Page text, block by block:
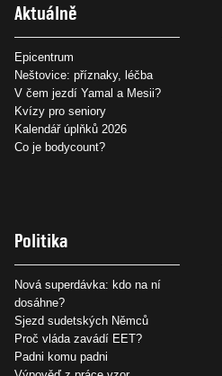
Aktuálně
Epicentrum
Neštovice: příznaky, léčba
V čem jezdí Yamal a Mesii?
Kvízy pro seniory
Kalendář úplňků 2026
Co je bodycount?
Politika
Nová superdávka: kdo na ní
dosáhne?
Sjezd sudetských Němců
Proč vláda zavádí EET?
Padni komu padni